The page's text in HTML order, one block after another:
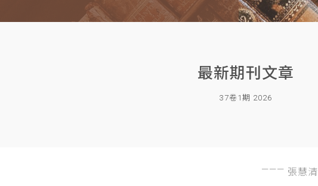
最新期刊文章
37卷1期 2026
張慧清